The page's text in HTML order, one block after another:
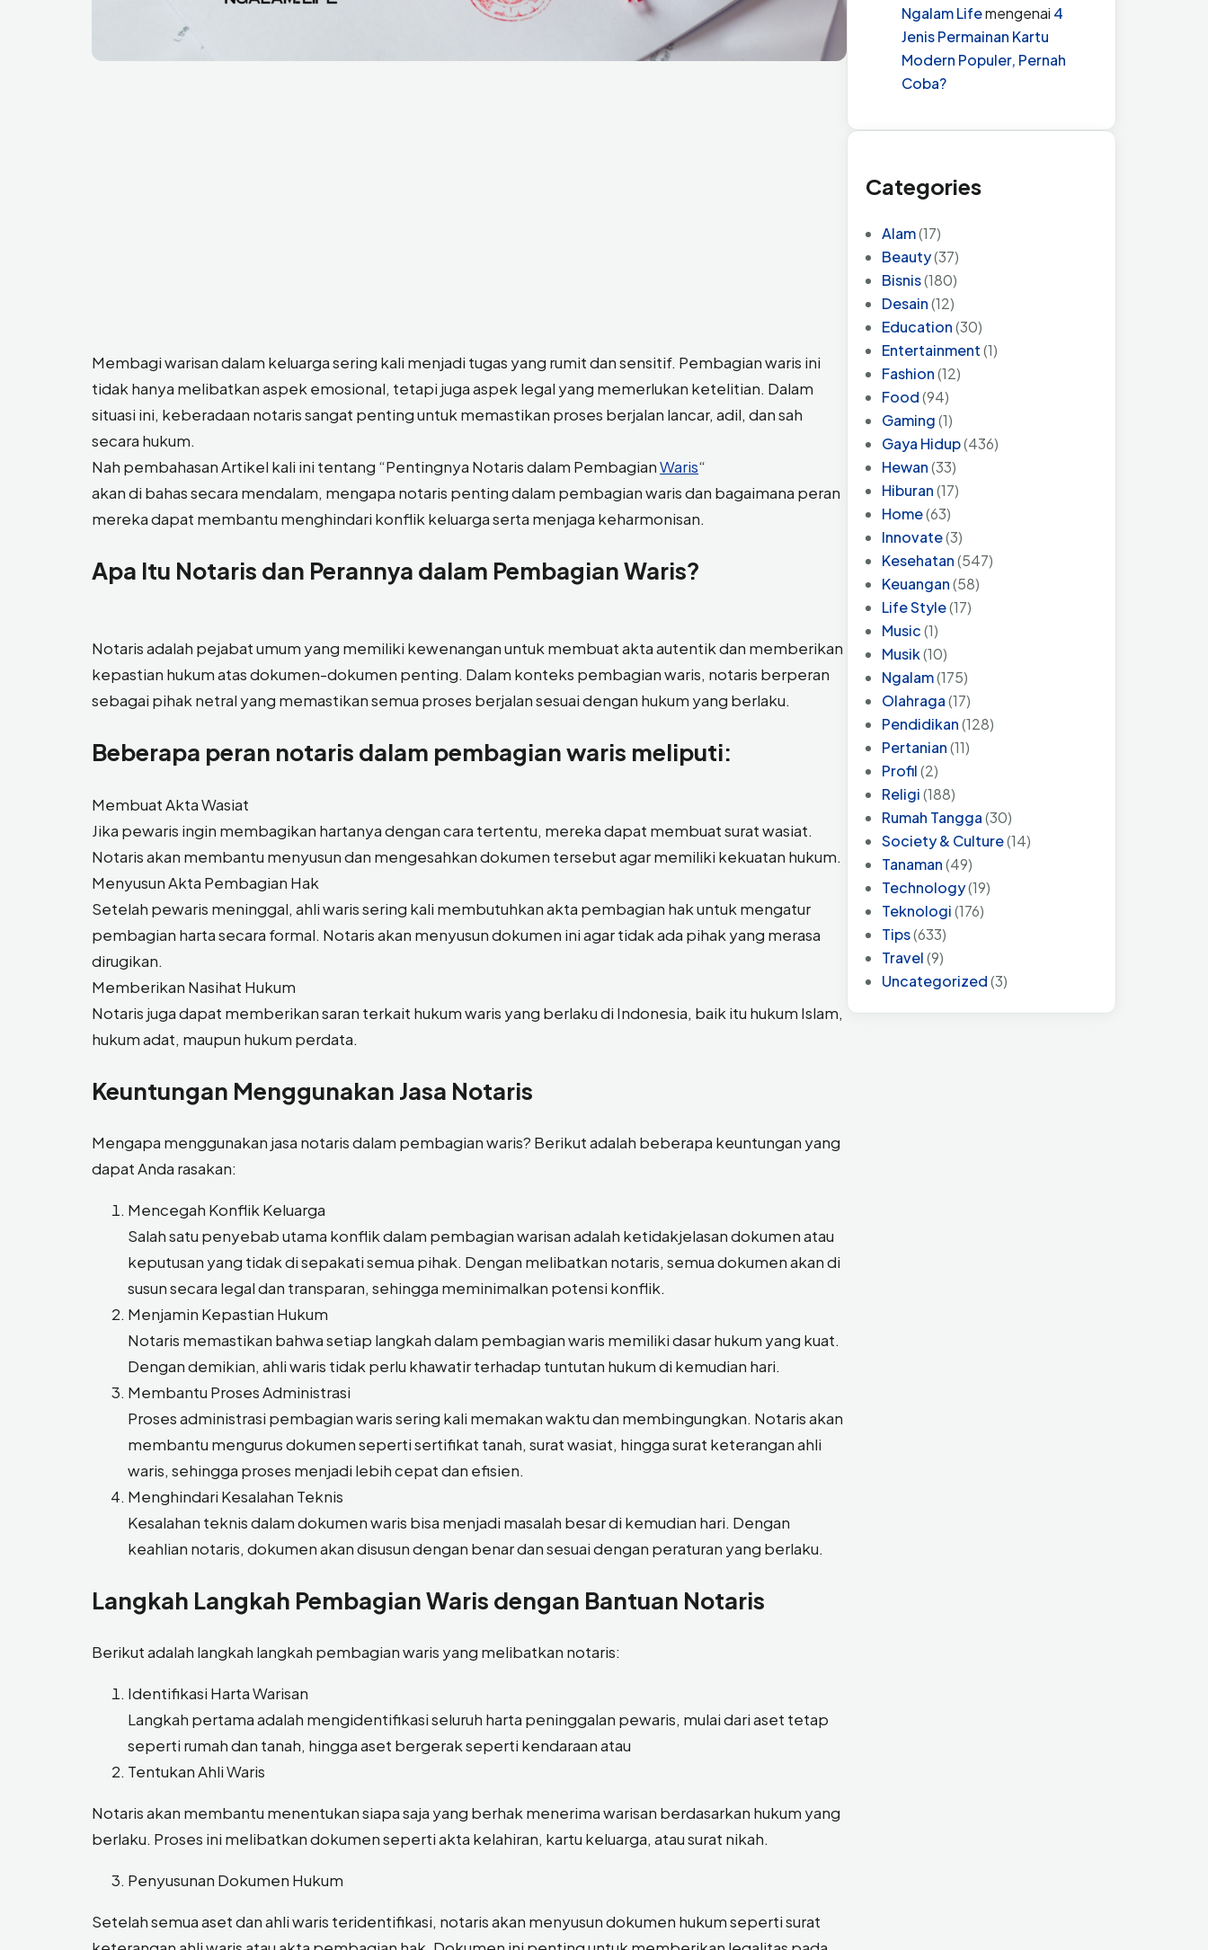
Membagi warisan dalam keluarga sering kali menjadi tugas yang rumit dan sensitif. Pembagian waris ini
tidak hanya melibatkan aspek emosional, tetapi juga aspek legal yang memerlukan ketelitian. Dalam
situasi ini, keberadaan notaris sangat penting untuk memastikan proses berjalan lancar, adil, dan sah
secara hukum.
Nah pembahasan Artikel kali ini tentang “Pentingnya Notaris dalam PembagianWaris“
akan di bahas secara mendalam, mengapa notaris penting dalam pembagian waris dan bagaimana peran
mereka dapat membantu menghindari konflik keluarga serta menjaga keharmonisan.
Apa Itu Notaris dan Perannya dalam Pembagian Waris?
Notaris adalah pejabat umum yang memiliki kewenangan untuk membuat akta autentik dan memberikan
kepastian hukum atas dokumen-dokumen penting. Dalam konteks pembagian waris, notaris berperan
sebagai pihak netral yang memastikan semua proses berjalan sesuai dengan hukum yang berlaku.
Beberapa peran notaris dalam pembagian waris meliputi:
Membuat Akta Wasiat
Jika pewaris ingin membagikan hartanya dengan cara tertentu, mereka dapat membuat surat wasiat.
Notaris akan membantu menyusun dan mengesahkan dokumen tersebut agar memiliki kekuatan hukum.
Menyusun Akta Pembagian Hak
Setelah pewaris meninggal, ahli waris sering kali membutuhkan akta pembagian hak untuk mengatur
pembagian harta secara formal. Notaris akan menyusun dokumen ini agar tidak ada pihak yang merasa
dirugikan.
Memberikan Nasihat Hukum
Notaris juga dapat memberikan saran terkait hukum waris yang berlaku di Indonesia, baik itu hukum Islam,
hukum adat, maupun hukum perdata.
Keuntungan Menggunakan Jasa Notaris
Mengapa menggunakan jasa notaris dalam pembagian waris? Berikut adalah beberapa keuntungan yang
dapat Anda rasakan:
Mencegah Konflik Keluarga
Salah satu penyebab utama konflik dalam pembagian warisan adalah ketidakjelasan dokumen atau
keputusan yang tidak di sepakati semua pihak. Dengan melibatkan notaris, semua dokumen akan di
susun secara legal dan transparan, sehingga meminimalkan potensi konflik.
Menjamin Kepastian Hukum
Notaris memastikan bahwa setiap langkah dalam pembagian waris memiliki dasar hukum yang kuat.
Dengan demikian, ahli waris tidak perlu khawatir terhadap tuntutan hukum di kemudian hari.
Membantu Proses Administrasi
Proses administrasi pembagian waris sering kali memakan waktu dan membingungkan. Notaris akan
membantu mengurus dokumen seperti sertifikat tanah, surat wasiat, hingga surat keterangan ahli
waris, sehingga proses menjadi lebih cepat dan efisien.
Menghindari Kesalahan Teknis
Kesalahan teknis dalam dokumen waris bisa menjadi masalah besar di kemudian hari. Dengan
keahlian notaris, dokumen akan disusun dengan benar dan sesuai dengan peraturan yang berlaku.
Langkah Langkah Pembagian Waris dengan Bantuan Notaris
Berikut adalah langkah langkah pembagian waris yang melibatkan notaris:
Identifikasi Harta Warisan
Langkah pertama adalah mengidentifikasi seluruh harta peninggalan pewaris, mulai dari aset tetap
seperti rumah dan tanah, hingga aset bergerak seperti kendaraan atau
Tentukan Ahli Waris
Notaris akan membantu menentukan siapa saja yang berhak menerima warisan berdasarkan hukum yang
berlaku. Proses ini melibatkan dokumen seperti akta kelahiran, kartu keluarga, atau surat nikah.
Penyusunan Dokumen Hukum
Setelah semua aset dan ahli waris teridentifikasi, notaris akan menyusun dokumen hukum seperti surat
Ngalam Lifemengenai 4
Jenis Permainan Kartu
Modern Populer, Pernah
Coba?
Categories
Alam(17)
Beauty(37)
Bisnis(180)
Desain(12)
Education(30)
Entertainment(1)
Fashion(12)
Food(94)
Gaming(1)
Gaya Hidup(436)
Hewan(33)
Hiburan(17)
Home(63)
Innovate(3)
Kesehatan(547)
Keuangan(58)
Life Style(17)
Music(1)
Musik(10)
Ngalam(175)
Olahraga(17)
Pendidikan(128)
Pertanian(11)
Profil(2)
Religi(188)
Rumah Tangga(30)
Society & Culture(14)
Tanaman(49)
Technology(19)
Teknologi(176)
Tips(633)
Travel(9)
Uncategorized(3)